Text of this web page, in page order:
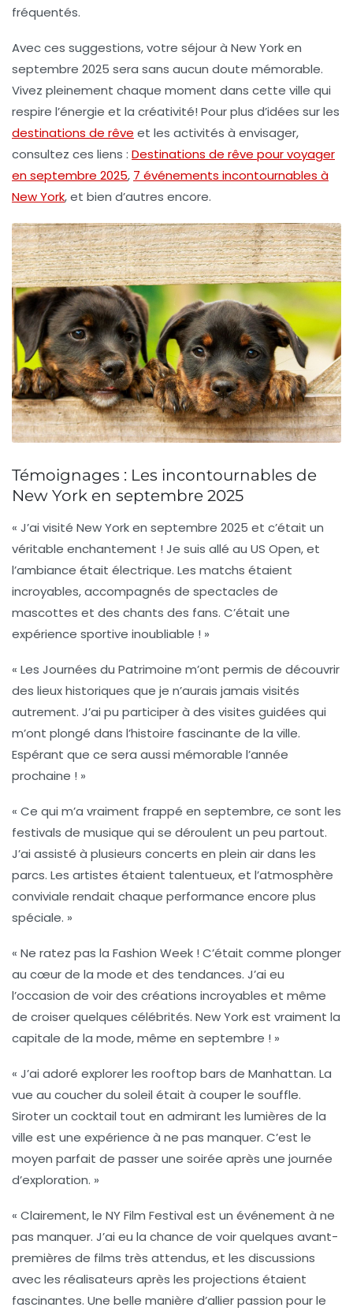
fréquentés.
Avec ces suggestions, votre séjour à New York en
septembre 2025 sera sans aucun doute mémorable.
Vivez pleinement chaque moment dans cette ville qui
respire l’énergie et la créativité! Pour plus d’idées sur les
destinations de rêve et les activités à envisager,
consultez ces liens : Destinations de rêve pour voyager
en septembre 2025, 7 événements incontournables à
New York, et bien d’autres encore.
Témoignages : Les incontournables de
New York en septembre 2025
« J’ai visité New York en septembre 2025 et c’était un
véritable enchantement ! Je suis allé au US Open, et
l’ambiance était électrique. Les matchs étaient
incroyables, accompagnés de spectacles de
mascottes et des chants des fans. C’était une
expérience sportive inoubliable ! »
« Les Journées du Patrimoine m’ont permis de découvrir
des lieux historiques que je n’aurais jamais visités
autrement. J’ai pu participer à des visites guidées qui
m’ont plongé dans l’histoire fascinante de la ville.
Espérant que ce sera aussi mémorable l’année
prochaine ! »
« Ce qui m’a vraiment frappé en septembre, ce sont les
festivals de musique qui se déroulent un peu partout.
J’ai assisté à plusieurs concerts en plein air dans les
parcs. Les artistes étaient talentueux, et l’atmosphère
conviviale rendait chaque performance encore plus
spéciale. »
« Ne ratez pas la Fashion Week ! C’était comme plonger
au cœur de la mode et des tendances. J’ai eu
l’occasion de voir des créations incroyables et même
de croiser quelques célébrités. New York est vraiment la
capitale de la mode, même en septembre ! »
« J’ai adoré explorer les rooftop bars de Manhattan. La
vue au coucher du soleil était à couper le souffle.
Siroter un cocktail tout en admirant les lumières de la
ville est une expérience à ne pas manquer. C’est le
moyen parfait de passer une soirée après une journée
d’exploration. »
« Clairement, le NY Film Festival est un événement à ne
pas manquer. J’ai eu la chance de voir quelques avant-
premières de films très attendus, et les discussions
avec les réalisateurs après les projections étaient
fascinantes. Une belle manière d’allier passion pour le